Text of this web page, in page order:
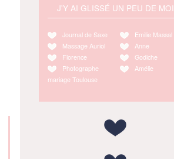
J'Y AI GLISSÉ UN PEU DE MOI
Journal de Saxe
Massage Auriol
Florence
Photographe
mariage Toulouse
Emilie Massal
Anne
Godiche
Amélie